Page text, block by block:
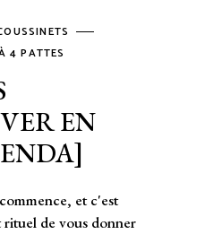
4 PATTES
EN
et c'est
de vous donner